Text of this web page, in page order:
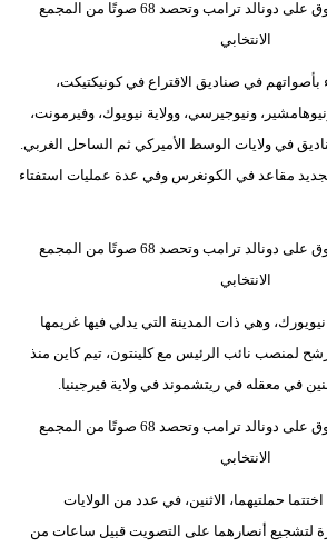
بأصواتهم في صناديق الاقتراع في كونيكتيكت،
ونيوهامشير، ونيوجيرسي، وولاية نيويوك، وفيرمونت،
في ولايات الوسط الأميركي ثم الساحل الغربي.
مقاعد في الكونغرس وفي عدة عمليات استفتاء
وهي ذات المدينة التي يدلي فيها غريمها
لمنصب نائب الرئيس مع كلينتون، تيم كاين منذ
في معقله في ريتشموند في ولاية فيرجينيا.
حملتيهما، الاثنين، في عدد من الولايات
لتشجيع أنصارهما على التصويت قبيل ساعات من